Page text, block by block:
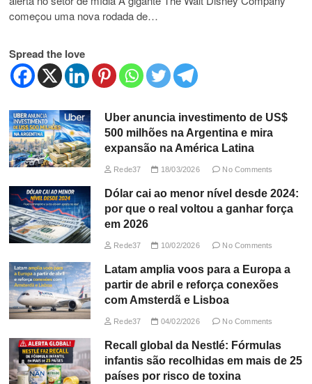
começou uma nova rodada de…
Spread the love
Uber anuncia investimento de US$
500 milhões na Argentina e mira
expansão na América Latina
Rede37 18/03/2026 No Comments
Dólar cai ao menor nível desde 2024:
por que o real voltou a ganhar força
em 2026
Rede37 10/02/2026 No Comments
Latam amplia voos para a Europa a
partir de abril e reforça conexões
com Amsterdã e Lisboa
Rede37 04/02/2026 No Comments
Recall global da Nestlé: Fórmulas
infantis são recolhidas em mais de 25
países por risco de toxina